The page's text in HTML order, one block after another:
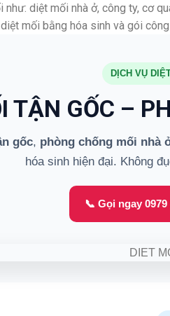
diệt mối nhà ở, công ty, cơ
mối bằng hóa sinh và gói
DỊCH VỤ
TẬN GỐC –
gốc, phòng chống mối nhà
hóa sinh hiện đại. Không
📞 Gọi ngay 0979